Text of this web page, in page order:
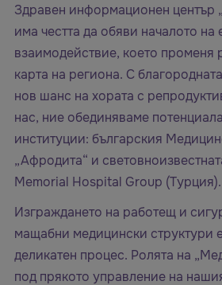
Здравен информационен център
има честта да обяви началото на
взаимодействие, което променя
карта на региона. С
нов шанс на хората с
нас, ние обединяваме
институции: българския
„Афродита“ и
Memorial Hospital Group (Турция).
Изграждането на работещ и
мащабни медицински структури
деликатен процес. Ролята на
под прякото управление на